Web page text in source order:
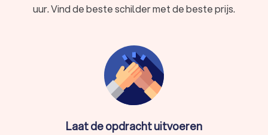
uur. Vind de beste schilder met de beste prijs.
Laat de opdracht uitvoeren